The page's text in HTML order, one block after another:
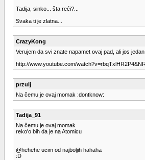
Tadija, sinko... šta reći?...
Svaka ti je zlatna...
CrazyKong
Verujem da svi znate napamet ovaj pad, ali jos
http://www.youtube.com/
przulj
Na čemu je ovaj momak :dontknow:
Tadija_91
Na čemu je ovaj momak
reko'o bih da je na Atomicu
@hehehe ucim od najboljih hahaha
:D